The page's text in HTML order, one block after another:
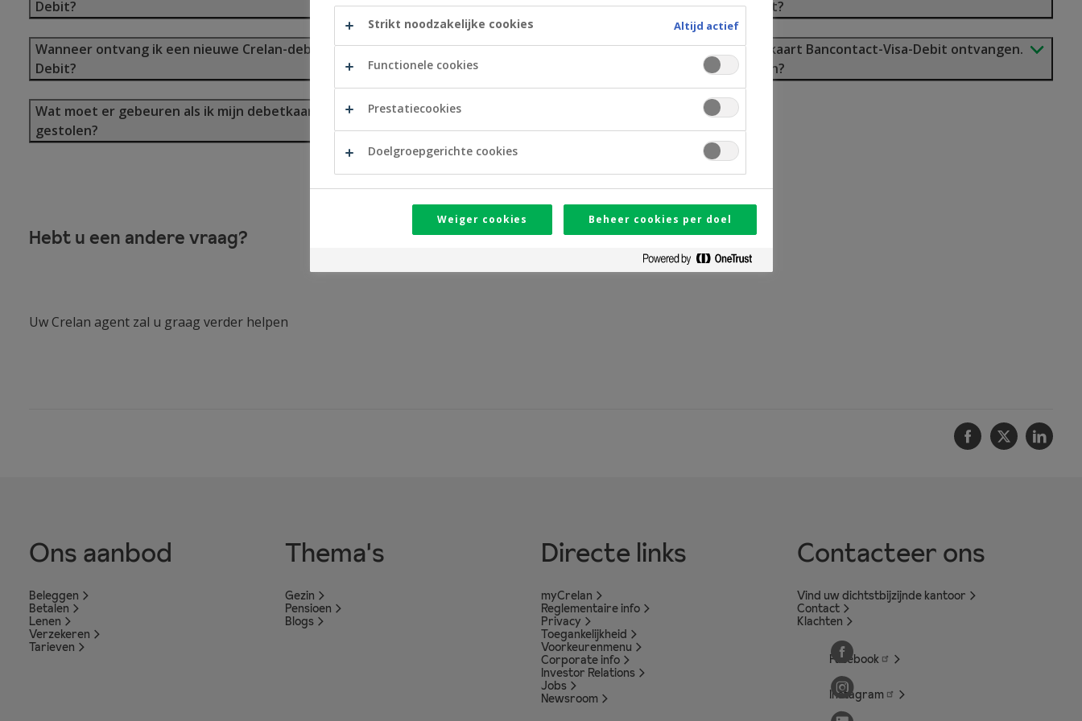
Debit?
Wanneer ontvang ik een nieuwe Crelan-debetkaart Bancontact-Visa
Debit?
Wat moet er gebeuren als ik mijn debetkaart verlies of ze wordt
gestolen?
Debit en een Crelan-kredietkaart?
Ik heb een nieuwe Crelan-debetkaart Bancontact-Visa-Debit ontvangen.
Hoe moet ik deze kaart activeren?
Hebt u een andere vraag?
Uw Crelan agent zal u graag verder helpen
Facebook
Twitter
Ons aanbod
Beleggen
Betalen
Lenen
Verzekeren
Tarieven
Thema's
Gezin
Pensioen
Blogs
Directe links
myCrelan
Reglementaire info
Privacy
Toegankelijkheid
Voorkeurenmenu
Corporate info
Investor Relations
Jobs
Newsroom
Contacteer ons
Vind uw dichtstbijzijnde kantoor
Contact
Klachten
Facebook
Instagram
Strikt noodzakelijke cookies Altijd actief
Functionele cookies
Prestatiecookies
Doelgroepgerichte cookies
Weiger cookies Beheer cookies per doel